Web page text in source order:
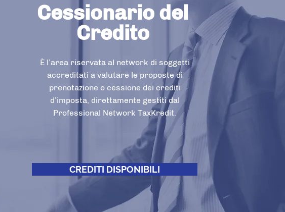
Cessionario del
Credito
È l’area riservata al network di soggetti
accreditati a valutare le proposte di
prenotazione o cessione dei crediti
d’imposta, direttamente gestiti dal
Professional Network TaxKredit.
CREDITI DISPONIBILI